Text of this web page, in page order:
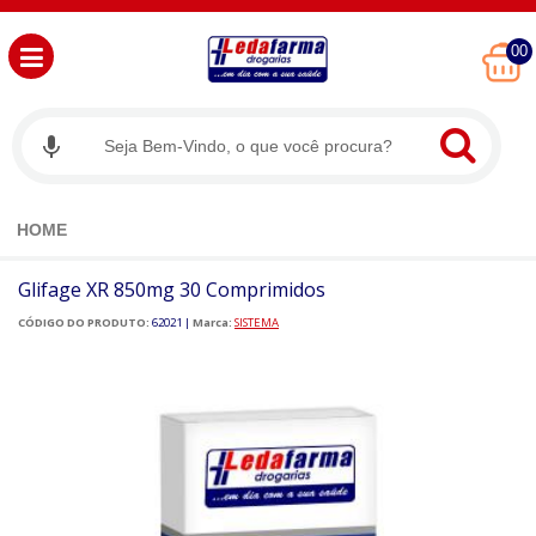
00
HOME
Glifage XR 850mg 30 Comprimidos
CÓDIGO DO PRODUTO: 62021 | Marca: SISTEMA